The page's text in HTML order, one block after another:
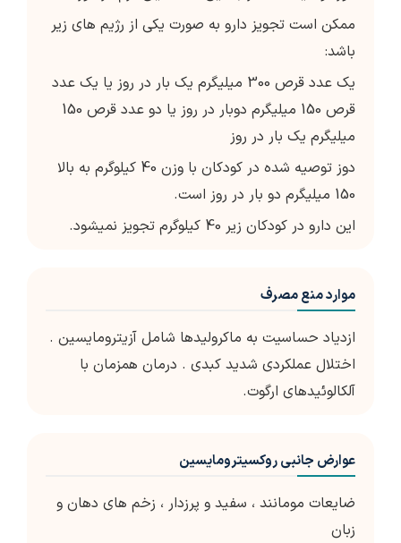
ممکن است تجویز دارو به صورت یکی از رژیم های زیر
باشد:
یک عدد قرص 300 میلیگرم یک بار در روز یا یک عدد
قرص 150 میلیگرم دوبار در روز یا دو عدد قرص 150
میلیگرم یک بار در روز
دوز توصیه شده در کودکان با وزن 40 کیلوگرم به بالا
150 میلیگرم دو بار در روز است.
این دارو در کودکان زیر 40 کیلوگرم تجویز نمی­شود.
موارد منع مصرف
ازدیاد حساسیت به ماکرولیدها شامل آزیترومایسین .
اختلال عملکردی شدید کبدی . درمان همزمان با
آلکالوئیدهای ارگوت.
عوارض جانبی روکسیترومایسین
ضایعات مومانند ، سفید و پرزدار ، زخم های دهان و
زبان